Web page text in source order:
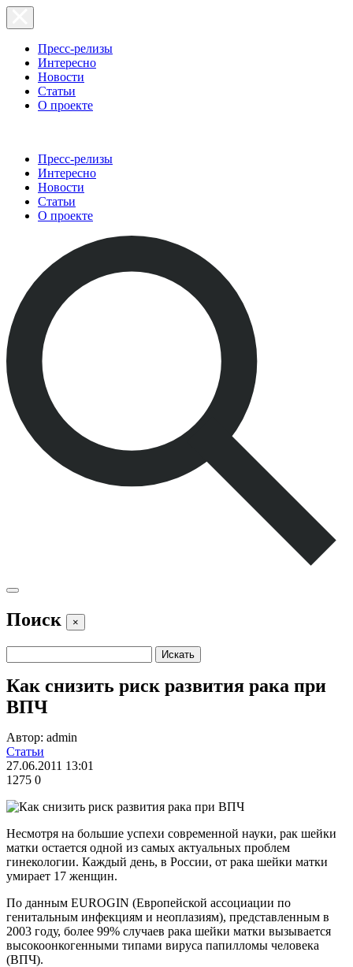
Пресс-релизы
Интересно
Новости
Статьи
О проекте
Пресс-релизы
Интересно
Новости
Статьи
О проекте
Поиск ×
Как снизить риск развития рака при
ВПЧ
Автор: admin
Статьи
27.06.2011 13:01
1275 0
Несмотря на большие успехи современной науки, рак шейки
матки остается одной из самых актуальных проблем
гинекологии. Каждый день, в России, от рака шейки матки
умирает 17 женщин.
По данным EUROGIN (Европейской ассоциации по
генитальным инфекциям и неоплазиям), представленным в
2003 году, более 99% случаев рака шейки матки вызывается
высокоонкогенными типами вируса папилломы человека
(ВПЧ).